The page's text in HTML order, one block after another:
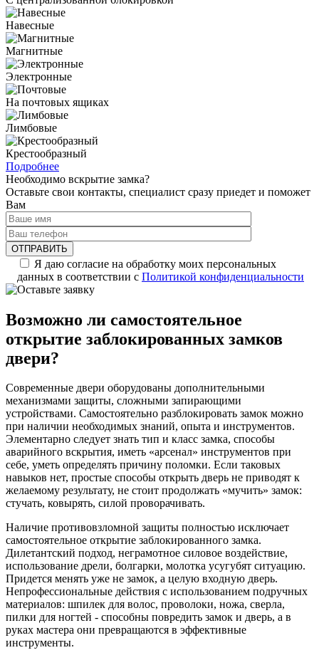
Навесные
Магнитные
Электронные
На почтовых ящиках
Лимбовые
Крестообразный
Подробнее
Необходимо вскрытие замка?
Оставьте свои контакты, специалист сразу приедет и поможет
Вам
Я даю согласие на обработку моих персональных
данных в соответствии с Политикой конфиденциальности
Возможно ли самостоятельное
открытие заблокированных замков
двери?
Современные двери оборудованы дополнительными
механизмами защиты, сложными запирающими
устройствами. Самостоятельно разблокировать замок можно
при наличии необходимых знаний, опыта и инструментов.
Элементарно следует знать тип и класс замка, способы
аварийного вскрытия, иметь «арсенал» инструментов при
себе, уметь определять причину поломки. Если таковых
навыков нет, простые способы открыть дверь не приводят к
желаемому результату, не стоит продолжать «мучить» замок:
стучать, ковырять, силой проворачивать.
Наличие противовзломной защиты полностью исключает
самостоятельное открытие заблокированного замка.
Дилетантский подход, неграмотное силовое воздействие,
использование дрели, болгарки, молотка усугубят ситуацию.
Придется менять уже не замок, а целую входную дверь.
Непрофессиональные действия с использованием подручных
материалов: шпилек для волос, проволоки, ножа, сверла,
пилки для ногтей - способны повредить замок и дверь, а в
руках мастера они превращаются в эффективные
инструменты.